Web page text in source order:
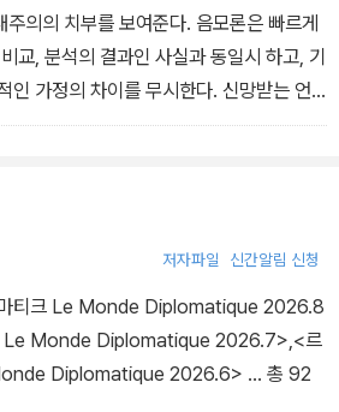
주의의 치부를 보여준다. 음모론은 빠르게
교, 분석의 결과인 사실과 동일시 하고, 기
인 가정의 차이를 무시한다. 신망받는 언
아의 음모론에 일말의 믿음이라도 실어주
것이다. 음모론을 이유가 없는 망상, 아니
것 이외에 다른 이유가 없는 망상이라고
충분히 예상할 수 있는 결과로 볼 수도 있
저자파일 신간알림 신청
티크 Le Monde Diplomatique 2026.8
Le Monde Diplomatique 2026.7> <르
Diplomatique 2026.6> … 총 92